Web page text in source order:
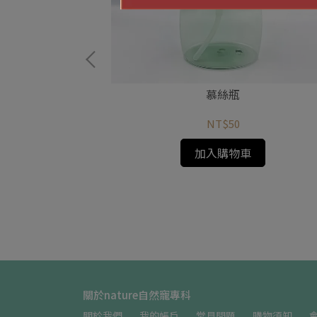
慕絲瓶
NT$50
加入購物車
關於nature自然寵專科